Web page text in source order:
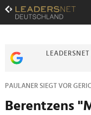
Zum
Inhalt
Zur
Zur
PAULANER SIEGT VOR
Berentzens